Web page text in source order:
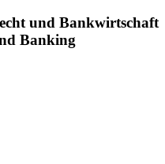
und Bankwirtschaft
Banking